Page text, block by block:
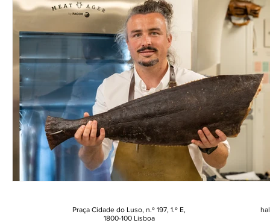
Destaques cultura Destaques bem-estar Destaques
Destaques tecnologia armani
Praça Cidade do Luso, n.º 197, 1.º E,
1800-100 Lisboa